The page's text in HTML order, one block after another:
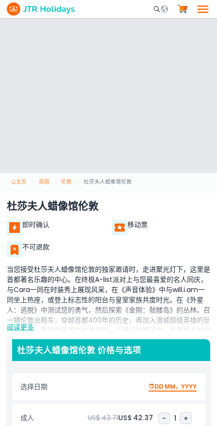
Mobile Search
主页 英国 伦敦 杜莎夫人蜡像馆伦敦
杜莎夫人蜡像馆伦敦
即时确认 移动票
不可退款
当您接受杜莎夫人蜡像馆伦敦的独家邀请时，走进聚光灯下，这里是
首都著名乐趣的中心。在终极A-list派对上与您最喜爱的名人同庆，
与Cara一同在时装秀上展现风采，在《声音体验》中与will.i.am一
同坐上热座，或登上标志性的阳台与皇室家族共度时光。在《外星
人：逃脱》中测试您的勇气，然后探索《金刚：骷髅岛》的丛林。召
一辆伦敦出租车，穿越首都400年的历史，再加入漫威超级英雄的反
犯罪冒险。然后使用原力被传送到一个遥远的银河中，与星球大战宇
宙中的伟大人物一同主演这场动作大片。
包括内容：沉浸在世界上最著名的蜡像博物馆的魅力、光彩和壮观之
狗仔队摆姿势，加入终极派对。与您最喜爱的A-list名人互动，贴近
伦等您喜爱的明星面对面，在充满狗仔队的红毯上拍照，与金·卡戴
珊自拍，和尤塞恩·博尔特合影，并与英国皇室成员近距离接触。拥
阅读更多
杜莎夫人蜡像馆伦敦 价格与选项
选择日期 DD MM，YYYY
成人 US$ 43.71US$ 42.37 - 1 +